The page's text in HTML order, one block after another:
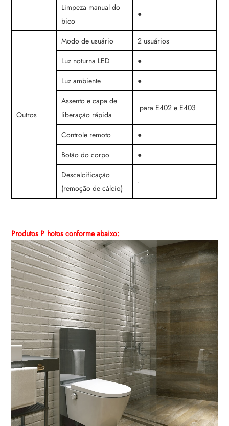
Limpeza manual do
bico
●
Outros
Modo de usuário
2 usuários
Luz noturna LED
●
Luz ambiente
●
Assento e capa de
liberação rápida
para E402 e E403
Controle remoto
●
Botão do corpo
●
Descalcificação
(remoção de cálcio)
-
Produtos P hotos conforme abaixo: